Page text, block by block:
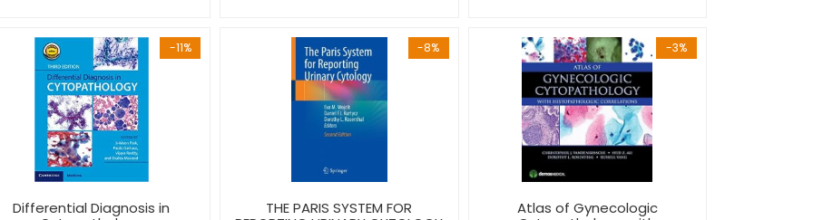
-11%
Differential Diagnosis in
-8%
THE PARIS SYSTEM FOR
-3%
Atlas of Gynecologic